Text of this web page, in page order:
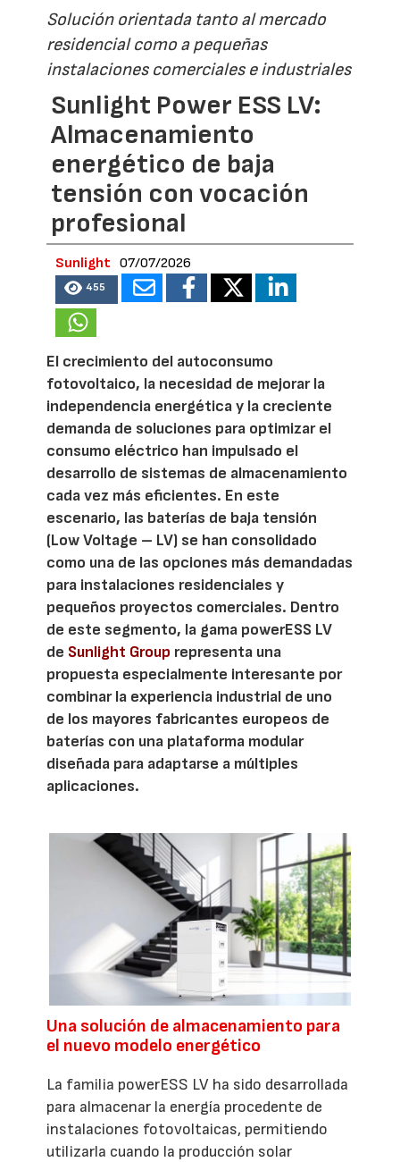
Solución orientada tanto al mercado
residencial como a pequeñas
instalaciones comerciales e industriales
Sunlight Power ESS LV:
Almacenamiento
energético de baja
tensión con vocación
profesional
Sunlight 07/07/2026
455
El crecimiento del autoconsumo
fotovoltaico, la necesidad de mejorar la
independencia energética y la creciente
demanda de soluciones para optimizar el
consumo eléctrico han impulsado el
desarrollo de sistemas de almacenamiento
cada vez más eficientes. En este
escenario, las baterías de baja tensión
(Low Voltage – LV) se han consolidado
como una de las opciones más demandadas
para instalaciones residenciales y
pequeños proyectos comerciales. Dentro
de este segmento, la gama powerESS LV
de Sunlight Group representa una
propuesta especialmente interesante por
combinar la experiencia industrial de uno
de los mayores fabricantes europeos de
baterías con una plataforma modular
diseñada para adaptarse a múltiples
aplicaciones.
Una solución de almacenamiento para
el nuevo modelo energético
La familia powerESS LV ha sido desarrollada
para almacenar la energía procedente de
instalaciones fotovoltaicas, permitiendo
utilizarla cuando la producción solar